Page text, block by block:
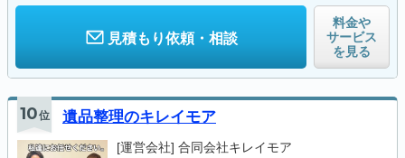
見積もり依頼・相談
料金や
サービス
を見る
10位 遺品整理のキレイモア
[運営会社] 合同会社キレイモア